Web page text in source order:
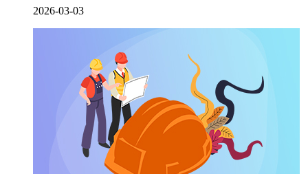
2026-03-03